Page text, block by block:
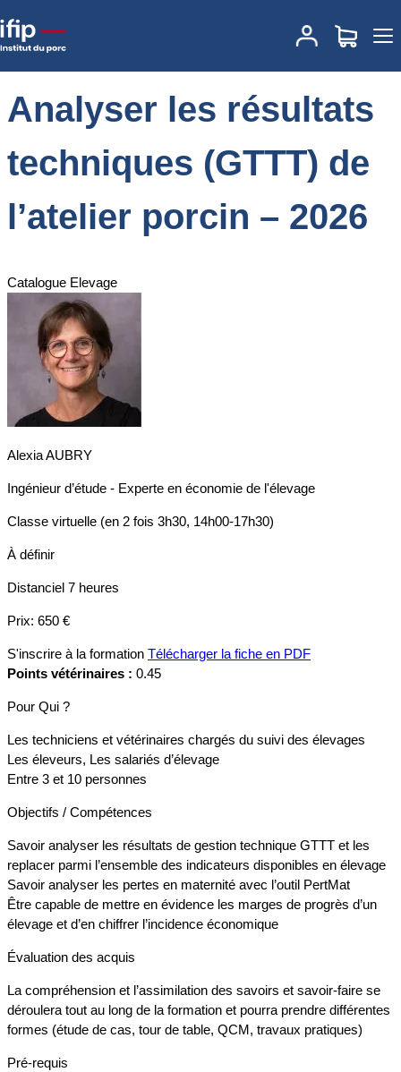
Accueil
Analyser les résultats
techniques (GTTT) de l’atelier porcin – 2026
Analyser les résultats
techniques (GTTT) de
l’atelier porcin – 2026
Catalogue Elevage
Alexia AUBRY
Ingénieur d’étude - Experte en économie de l'élevage
Classe virtuelle (en 2 fois 3h30, 14h00-17h30)
À définir
Distanciel 7 heures
Prix: 650 €
S'inscrire à la formation Télécharger la fiche en PDF
Points vétérinaires : 0.45
Pour Qui ?
Les techniciens et vétérinaires chargés du suivi des élevages
Les éleveurs, Les salariés d’élevage
Entre 3 et 10 personnes
Objectifs / Compétences
Savoir analyser les résultats de gestion technique GTTT et les
replacer parmi l’ensemble des indicateurs disponibles en élevage
Savoir analyser les pertes en maternité avec l’outil PertMat
Être capable de mettre en évidence les marges de progrès d’un
élevage et d’en chiffrer l’incidence économique
Évaluation des acquis
La compréhension et l’assimilation des savoirs et savoir-faire se
déroulera tout au long de la formation et pourra prendre différentes
formes (étude de cas, tour de table, QCM, travaux pratiques)
Pré-requis